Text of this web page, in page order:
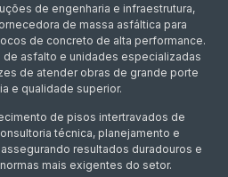
de engenharia e infraestrutura,
de massa asfáltica para
de concreto de alta performance.
de asfalto e unidades especializadas
de atender obras de grande porte
e qualidade superior.
de pisos intertravados de
técnica, planejamento e
resultados duradouros e
mais exigentes do setor.